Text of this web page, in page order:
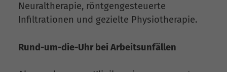
Neuraltherapie, röntgengesteuerte
Infiltrationen und gezielte Physiotherapie.
Rund-um-die-Uhr bei Arbeitsunfällen